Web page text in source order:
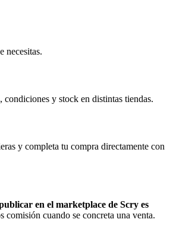
necesitas.
condiciones y stock en distintas tiendas.
y completa tu compra directamente con
en el marketplace de Scry es
comisión cuando se concreta una venta.